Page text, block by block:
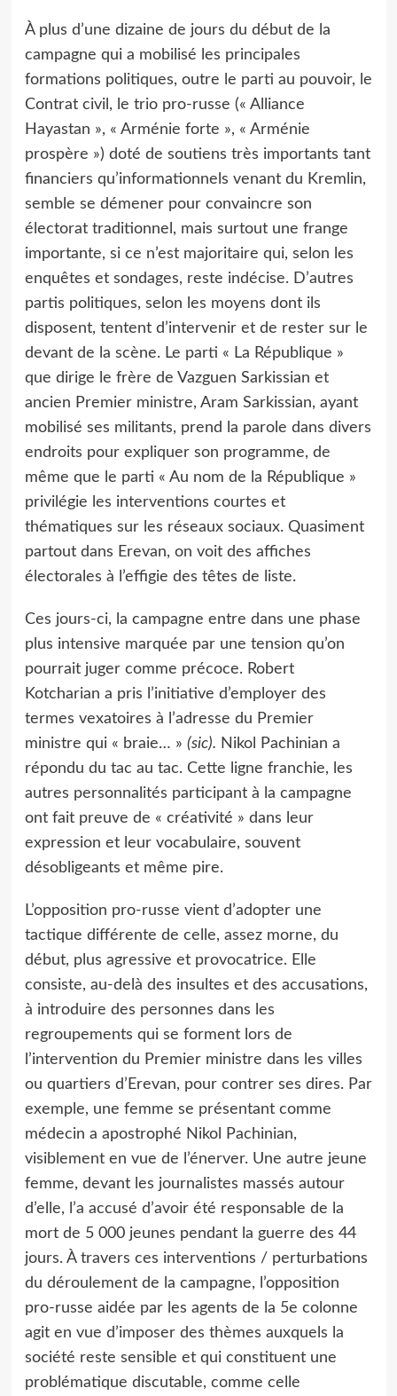
À plus d’une dizaine de jours du début de la
campagne qui a mobilisé les principales
formations politiques, outre le parti au pouvoir, le
Contrat civil, le trio pro-russe (« Alliance
Hayastan », « Arménie forte », « Arménie
prospère ») doté de soutiens très importants tant
financiers qu’informationnels venant du Kremlin,
semble se démener pour convaincre son
électorat traditionnel, mais surtout une frange
importante, si ce n’est majoritaire qui, selon les
enquêtes et sondages, reste indécise. D’autres
partis politiques, selon les moyens dont ils
disposent, tentent d’intervenir et de rester sur le
devant de la scène. Le parti « La République »
que dirige le frère de Vazguen Sarkissian et
ancien Premier ministre, Aram Sarkissian, ayant
mobilisé ses militants, prend la parole dans divers
endroits pour expliquer son programme, de
même que le parti « Au nom de la République »
privilégie les interventions courtes et
thématiques sur les réseaux sociaux. Quasiment
partout dans Erevan, on voit des affiches
électorales à l’effigie des têtes de liste.
Ces jours-ci, la campagne entre dans une phase
plus intensive marquée par une tension qu’on
pourrait juger comme précoce. Robert
Kotcharian a pris l’initiative d’employer des
termes vexatoires à l’adresse du Premier
ministre qui « braie… » (sic). Nikol Pachinian a
répondu du tac au tac. Cette ligne franchie, les
autres personnalités participant à la campagne
ont fait preuve de « créativité » dans leur
expression et leur vocabulaire, souvent
désobligeants et même pire.
L’opposition pro-russe vient d’adopter une
tactique différente de celle, assez morne, du
début, plus agressive et provocatrice. Elle
consiste, au-delà des insultes et des accusations,
à introduire des personnes dans les
regroupements qui se forment lors de
l’intervention du Premier ministre dans les villes
ou quartiers d’Erevan, pour contrer ses dires. Par
exemple, une femme se présentant comme
médecin a apostrophé Nikol Pachinian,
visiblement en vue de l’énerver. Une autre jeune
femme, devant les journalistes massés autour
d’elle, l’a accusé d’avoir été responsable de la
mort de 5 000 jeunes pendant la guerre des 44
jours. À travers ces interventions / perturbations
du déroulement de la campagne, l’opposition
pro-russe aidée par les agents de la 5e colonne
agit en vue d’imposer des thèmes auxquels la
société reste sensible et qui constituent une
problématique discutable, comme celle